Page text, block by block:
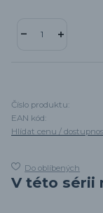
Číslo produktu:
EAN kód:
Hlídat cenu /
Do oblíbených
V této sérii